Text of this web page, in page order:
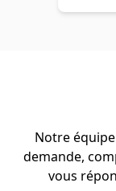
Notre
demande,
vous